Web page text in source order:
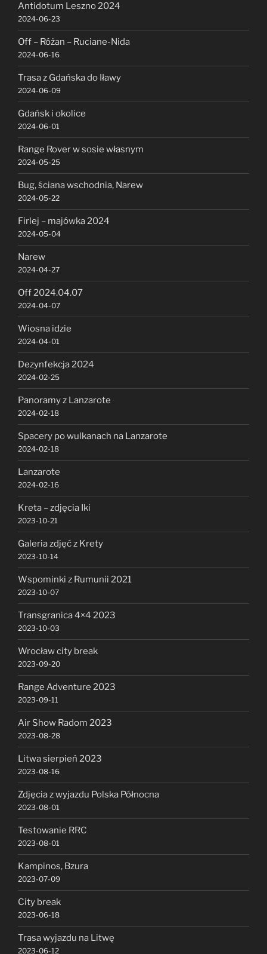
Antidotum Leszno 2024
2024-06-23
Off – Różan – Ruciane-Nida
2024-06-16
Trasa z Gdańska do Iławy
2024-06-09
Gdańsk i okolice
2024-06-01
Range Rover w sosie własnym
2024-05-25
Bug, ściana wschodnia, Narew
2024-05-22
Firlej – majówka 2024
2024-05-04
Narew
2024-04-27
Off 2024.04.07
2024-04-07
Wiosna idzie
2024-04-01
Dezynfekcja 2024
2024-02-25
Panoramy z Lanzarote
2024-02-18
Spacery po wulkanach na Lanzarote
2024-02-18
Lanzarote
2024-02-16
Kreta – zdjęcia Iki
2023-10-21
Galeria zdjęć z Krety
2023-10-14
Wspominki z Rumunii 2021
2023-10-07
Transgranica 4×4 2023
2023-10-03
Wrocław city break
2023-09-20
Range Adventure 2023
2023-09-11
Air Show Radom 2023
2023-08-28
Litwa sierpień 2023
2023-08-16
Zdjęcia z wyjazdu Polska Północna
2023-08-01
Testowanie RRC
2023-08-01
Kampinos, Bzura
2023-07-09
City break
2023-06-18
Trasa wyjazdu na Litwę
2023-06-12